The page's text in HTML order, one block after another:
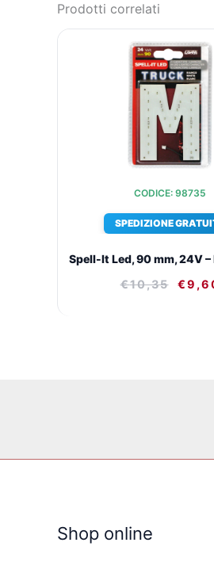
Prodotti correlati
CODICE: 98735
SPEDIZIONE
Spell-It Led, 90 mm, 24V –
€10,35
ERA:
€
Shop online